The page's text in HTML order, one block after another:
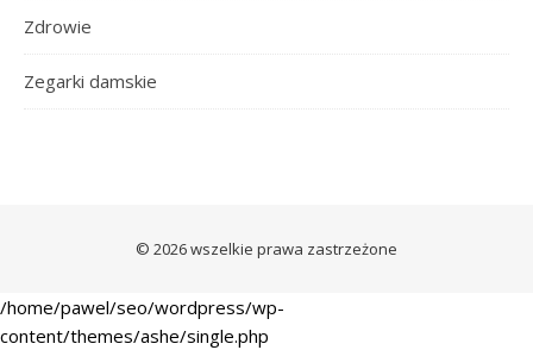
Zdrowie
Zegarki damskie
© 2026 wszelkie prawa zastrzeżone
/home/pawel/seo/wordpress/wp-
content/themes/ashe/single.php